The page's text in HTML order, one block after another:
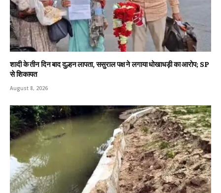
शादी के तीन दिन बाद दुल्हन लापता, ससुराल पक्ष ने लगाया धोखाधड़ी का आरोप; SP
से शिकायत
August 8, 2026